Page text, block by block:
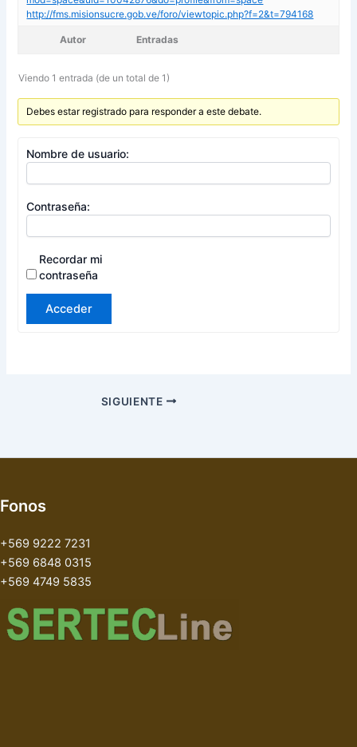
http://fms.misionsucre.gob.ve/foro/viewtopic.php?f=2&t=794168
Autor Entradas
Viendo 1 entrada (de un total de 1)
Debes estar registrado para responder a este debate.
Nombre de usuario:
Contraseña:
Recordar mi
contraseña
Acceder
SIGUIENTE
Fonos
+569 9222 7231
+569 6848 0315
+569 4749 5835